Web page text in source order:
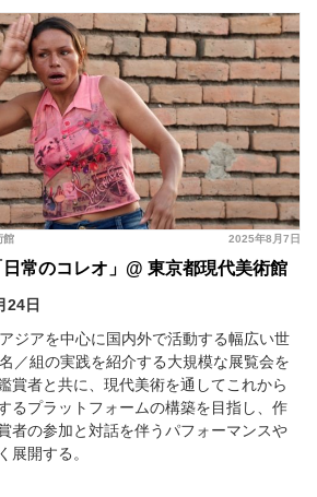
2025年8月7日
館
常のコレオ」@ 東京都現代美術館
24日
ジアを中心に国内外で活動する幅広い世
／組の実践を紹介する大規模な展覧会を
賞者と共に、現代美術を通してこれから
るプラットフォームの構築を目指し、作
者の参加と対話を伴うパフォーマンスや
展開する。